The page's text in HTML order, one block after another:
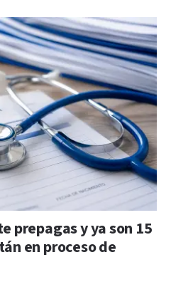
prepagas y ya son 15
en proceso de